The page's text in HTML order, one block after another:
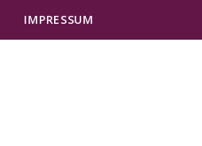
IMPRESSUM